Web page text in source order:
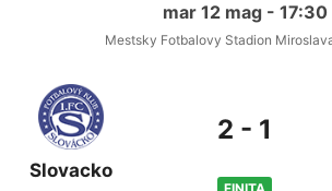
mar 12 mag - 17:30
Mestsky Fotbalovy Stadion
Slovacko
2 - 1